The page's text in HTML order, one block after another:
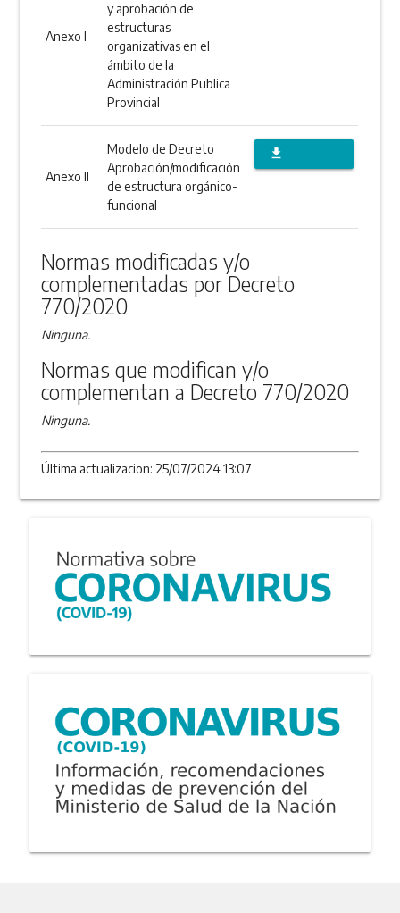
Anexo I
y aprobación de
estructuras
organizativas en el
ámbito de la
Administración Publica
Provincial
Anexo II
Modelo de Decreto
Aprobación/modificación
de estructura orgánico-
funcional
file_download
Normas modificadas y/o
complementadas por Decreto
770/2020
Ninguna.
Normas que modifican y/o
complementan a Decreto 770/2020
Ninguna.
Última actualizacion: 25/07/2024 13:07